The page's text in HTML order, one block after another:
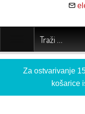
Za ostvarivanje
košarice